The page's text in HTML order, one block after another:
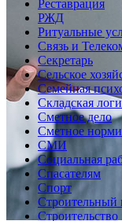
Реставрация
РЖД
Ритуальные
Связь и
Секретарь
Сельское
Семейная
Складская
Сметное дело
Сметное
СМИ
Социальная
Спасателям
Спорт
Строительный
Строительство